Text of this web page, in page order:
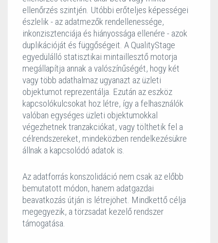
ellenőrzés szintjén. Utóbbi erőteljes képességei
észlelik - az adatmezők rendellenessége,
inkonzisztenciája és hiányossága ellenére - azok
duplikációját és függőségeit. A QualityStage
egyedülálló statisztikai mintaillesztő motorja
megállapítja annak a valószínűségét, hogy két
vagy több adathalmaz ugyanazt az üzleti
objektumot reprezentálja. Ezután az eszköz
kapcsolókulcsokat hoz létre, így a felhasználók
valóban egységes üzleti objektumokkal
végezhetnek tranzakciókat, vagy tölthetik fel a
célrendszereket, mindeközben rendelkezésükre
állnak a kapcsolódó adatok is.
Az adatforrás konszolidáció nem csak az előbb
bemutatott módon, hanem adatgazdai
beavatkozás útján is létrejöhet. Mindkettő célja
megegyezik, a törzsadat kezelő rendszer
támogatása.